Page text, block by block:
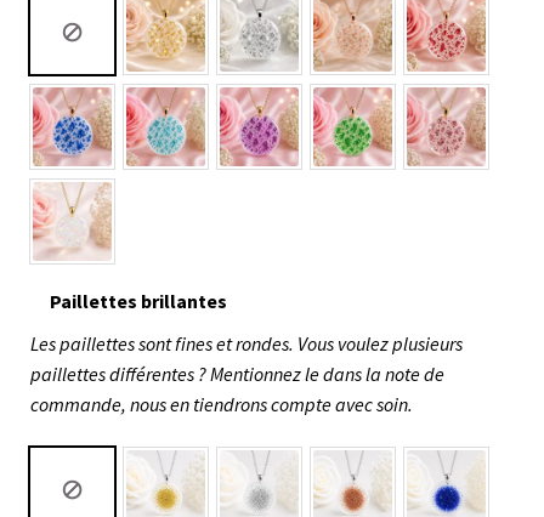
Paillettes brillantes
Les paillettes sont fines et rondes. Vous voulez plusieurs
paillettes différentes ? Mentionnez le dans la note de
commande, nous en tiendrons compte avec soin.